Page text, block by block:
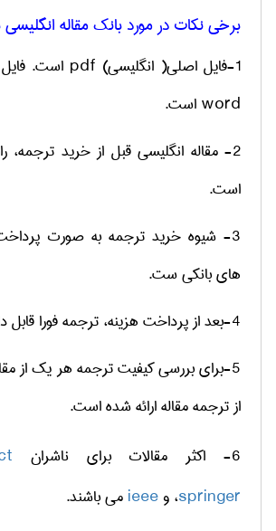
برخی نکات در مورد بانک مقاله
1-فایل اصلی( انگلیسی) pdf است.
wordاست.
2- مقاله انگلیسی قبل از خرید ترجمه،
است.
3- شیوه خرید ترجمه به صورت پرداخت
های بانکی ست.
4-بعد از پرداخت هزینه، ترجمه فورا قابل دانلود است.
5-برای بررسی کیفیت ترجمه هر یک از
از ترجمه مقاله ارائه شده است.
6-
اکثر مقالات برای ناشران
springer، وieeeمی باشند.